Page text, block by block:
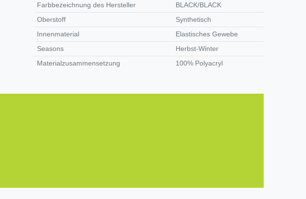
Farbbezeichnung des Hersteller
BLACK/BLACK
Oberstoff
Synthetisch
Innenmaterial
Elastisches Gewebe
Seasons
Herbst-Winter
Materialzusammensetzung
100% Polyacryl